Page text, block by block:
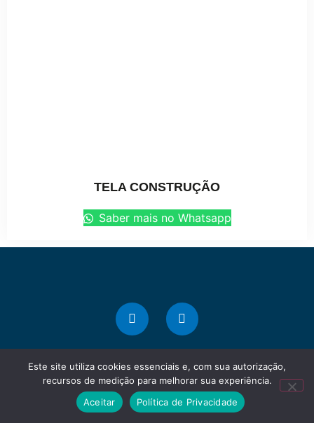
TELA CONSTRUÇÃO
Saber mais no Whatsapp
Marque presença na web!
Este site utiliza cookies essenciais e, com sua autorização,
recursos de medição para melhorar sua experiência.
Aceitar
Política de Privacidade